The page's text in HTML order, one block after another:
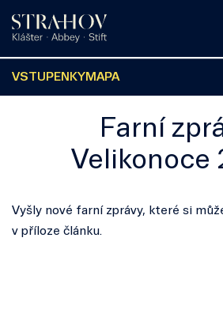
VSTUPENKY MAPA
Farní
Velikonoce
Vyšly nové farní zprávy, které si
v příloze článku.